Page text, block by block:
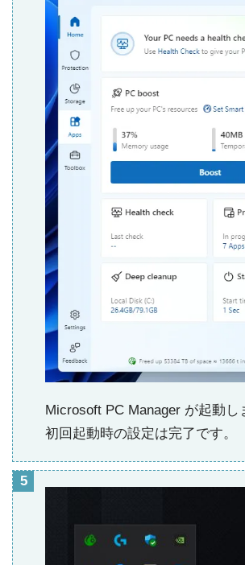
Microsoft PC Manager が起動し
初回起動時の設定は完了です。